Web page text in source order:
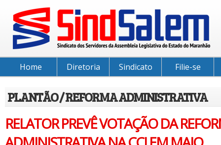
Home Diretoria Sindicato Filie-se
PLANTÃO / REFORMA ADMINISTRATIVA
RELATOR PREVÊ VOTAÇÃO DA